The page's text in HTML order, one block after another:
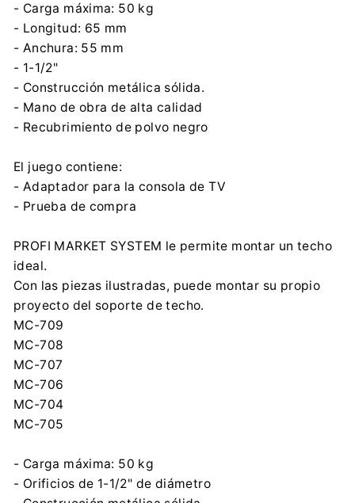
- Carga máxima: 50 kg
- Longitud: 65 mm
- Anchura: 55 mm
- 1-1/2"
- Construcción metálica sólida.
- Mano de obra de alta calidad
- Recubrimiento de polvo negro
El juego contiene:
- Adaptador para la consola de TV
- Prueba de compra
PROFI MARKET SYSTEM le permite montar un techo
ideal.
Con las piezas ilustradas, puede montar su propio
proyecto del soporte de techo.
MC-709
MC-708
MC-707
MC-706
MC-704
MC-705
- Carga máxima: 50 kg
- Orificios de 1-1/2" de diámetro